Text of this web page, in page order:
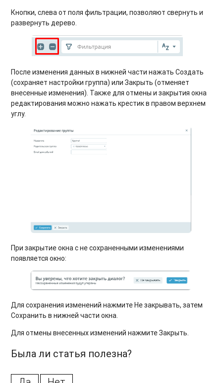
Кнопки, слева от поля фильтрации, позволяют свернуть и
развернуть дерево.
После изменения данных в нижней части нажать Создать
(сохраняет настройки группа) или Закрыть (отменяет
внесенные изменения). Также для отмены и закрытия окна
редактирования можно нажать крестик в правом верхнем
углу.
При закрытие окна с не сохраненными изменениями
появляется окно:
Для сохранения изменений нажмите Не закрывать, затем
Сохранить в нижней части окна.
Для отмены внесенных изменений нажмите Закрыть.
Была ли статья полезна?